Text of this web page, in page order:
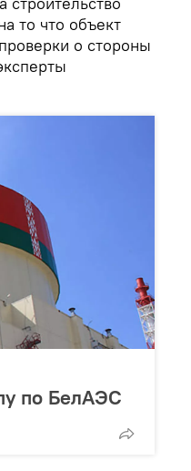
то что объект
о стороны
по БелАЭС